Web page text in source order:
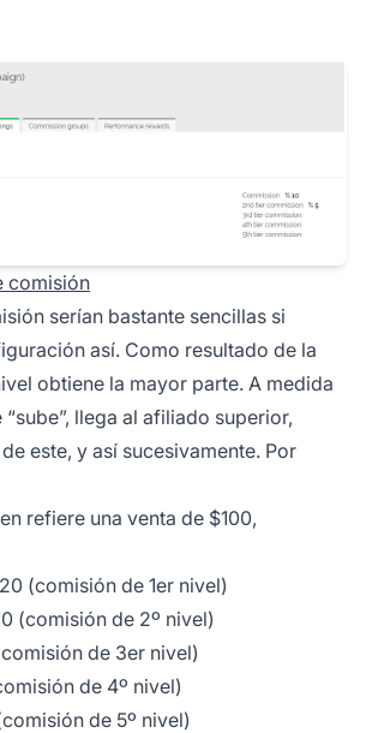
comisión
serían bastante sencillas si
así. Como resultado de la
obtiene la mayor parte. A medida
llega al afiliado superior,
este, y así sucesivamente. Por
refiere una venta de $100,
(comisión de 1er nivel)
(comisión de 2º nivel)
de 3er nivel)
de 4º nivel)
de 5º nivel)